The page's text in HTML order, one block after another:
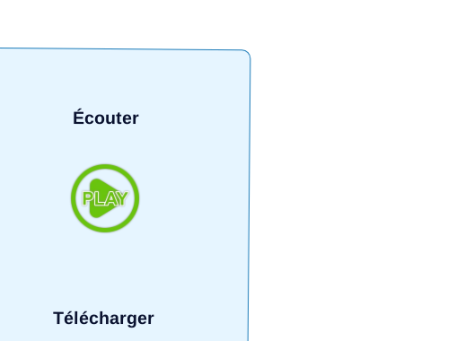
Écouter
Télécharger